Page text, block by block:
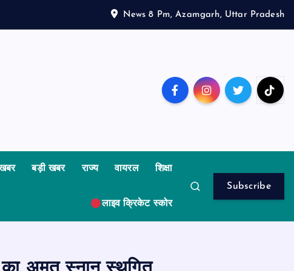
News 8 Pm, Azamgarh, Uttar Pradesh
बड़ी खबर राज्य वायरल शिक्षा
लाइव क्रिकेट स्कोर
Subscribe